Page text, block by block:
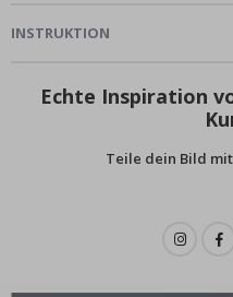
INSTRUKTION
Echte Inspiration
Teile dein Bild